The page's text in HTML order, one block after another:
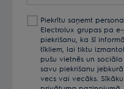
pastu
šeit
Piekrītu saņemt
Electrolux grupas pa
piekrišanu, ka šī
tīkliem, lai tiktu
pušu vietnēs un
savu piekrišanu
vecs vai vecāks.